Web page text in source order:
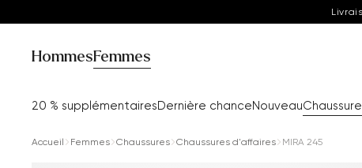
HommesFemmes
20 % supplémentairesDernière chanceNouveau
Accueil Femmes Chaussures Chaussures d'affaires MIRA 245